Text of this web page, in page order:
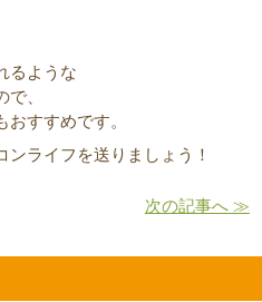
るような
、
すすめです。
ライフを送りましょう！
次の記事へ ≫